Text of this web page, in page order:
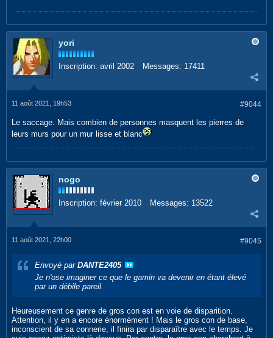
yori
Inscription: avril 2002 Messages: 17411
#9044
11 août 2021, 19h53
Le saccage. Mais combien de personnes masquent les pierres de
leurs murs pour un mur lisse et blanc
nogo
Inscription: février 2010 Messages: 13522
#9045
11 août 2021, 22h00
Envoyé par DANTE2405
Je n'ose imaginer ce que le gamin va devenir en étant élevé
par un débile pareil.
Heureusement ce genre de gros con est en voie de disparition.
Attention, il y en a encore énormément ! Mais le gros con de base,
inconscient de sa connerie, il finira par disparaître avec le temps. Je